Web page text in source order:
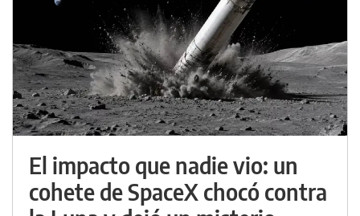
El impacto que nadie vio: un
cohete de SpaceX chocó contra